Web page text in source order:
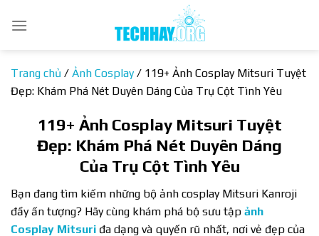
qua
Trang chủ / Ảnh Cosplay/ 119+ Ảnh Cosplay Mitsuri Tuyệt
Đẹp: Khám Phá Nét Duyên Dáng Của Trụ Cột Tình Yêu
119+ Ảnh Cosplay Mitsuri Tuyệt
Đẹp: Khám Phá Nét Duyên Dáng
Của Trụ Cột Tình Yêu
Bạn đang tìm kiếm những bộ ảnh cosplay Mitsuri Kanroji
đầy ấn tượng? Hãy cùng khám phá bộ sưu tập ảnh
Cosplay Mitsuri đa dạng và quyến rũ nhất, nơi vẻ đẹp của